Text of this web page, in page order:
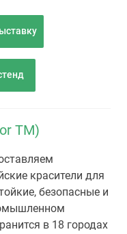
TМ)
красители для
безопасные и
в 18 городах